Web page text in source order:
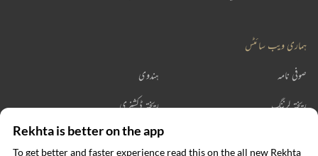
ہماری ویب سائٹس
ہندوی صوفی نامہ
ریختہ ڈکشنری ریختہ لرننگ
ریختہ بکس
Rekhta is better on the app
To get better and faster experience read this on the all new Rekhta